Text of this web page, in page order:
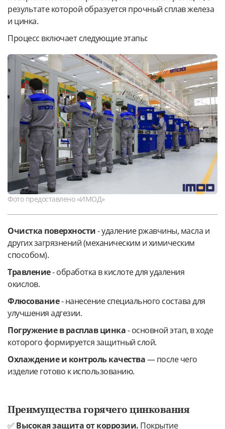
результате которой образуется прочный сплав железа
и цинка.
Процесс включает следующие этапы:
Фото предоставлено «ИМОД»
Очистка поверхности- удаление ржавчины, масла и
других загрязнений (механическим и химическим
способом).
Травление- обработка в кислоте для удаления
окислов.
Флюсование- нанесение специального состава для
улучшения адгезии.
Погружение в расплав цинка- основной этап, в ходе
которого формируется защитный слой.
Охлаждение и контроль качества— после чего
изделие готово к использованию.
Преимущества горячего цинкования
✅ Высокая защита от коррозии. Покрытие